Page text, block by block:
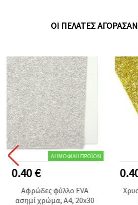
ΟΙ ΠΕΛΆΤΕΣ
ΔΗΜΟΦΙΛΉ ΠΡΟΪΌΝ
0.40 €
Αφρώδες φύλλο EVA
ασημί χρώμα, A4, 20x30